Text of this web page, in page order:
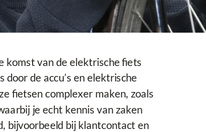
komst van de elektrische fiets
de accu’s en elektrische
fietsen complexer maken, zoals
je echt kennis van zaken
bijvoorbeeld bij klantcontact en